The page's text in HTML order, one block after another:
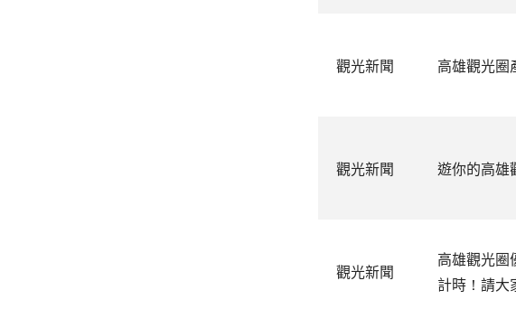
觀光新聞 高雄觀光圈
觀光新聞 遊你的高雄
觀光新聞
高雄觀光圈
計時！請大